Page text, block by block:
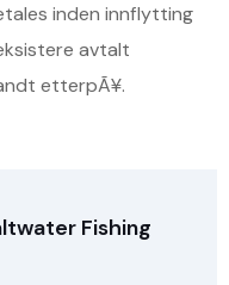
inden innflytting
avtalt
etterpÃ¥.
Fishing